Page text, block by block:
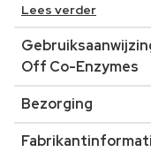
Lees verder
Off Co-Enzymes
Bezorging